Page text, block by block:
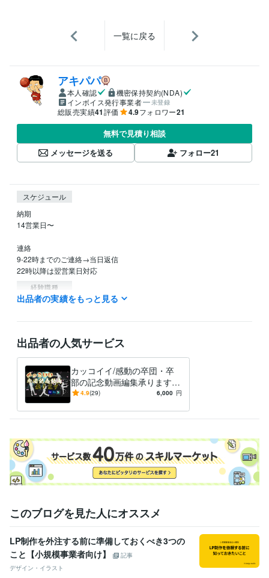
一覧に戻る
アキパパ
本人確認
機密保持契約(NDA)
インボイス発行事業者
未登録
総販売実績41評価 4.9フォロワー21
無料で見積り相談
メッセージを送る
フォロー21
スケジュール
納期
14営業日〜
連絡
9-22時までのご連絡→当日返信
22時以降は翌営業日対応
経験職種
クリエイター / 動画クリエイター
カスタマーサポート・カスタマーサクセス / カスタマーサポート・ヘ
ルプデスク
管理 / 内部監査・内部統制 経験年数 : 2年
管理 / 総務 経験年数 : 8年
ビジネス・クリエイティブツール
Excel:20年Google スプレッドシート:10年Google ドキュメント:10年
Word:20年Adobe Photoshop:7年
Filmora:9年
得意分野
動画編集・映像制作 クラブ部員募集・卒団記念ムービー動画編集
趣味 スポーツ 記念 募集 卒部・卒団
学歴
出品者の実績をもっと見る
出品者の人気サービス
カッコイイ/感動の卒団・卒
部の記念動画編集承ります
一生の思い出を記憶だけでな
4.9(29) 6,000 円
このブログを見た人にオススメ
LP制作を外注する前に準備しておくべき3つの
こと【小規模事業者向け】
記事
デザイン・イラスト